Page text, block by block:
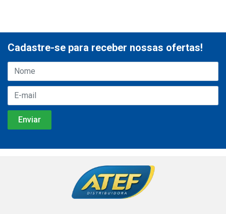
Cadastre-se para receber nossas ofertas!